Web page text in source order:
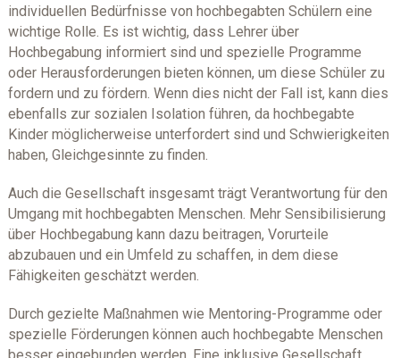
individuellen Bedürfnisse von hochbegabten Schülern eine
wichtige Rolle. Es ist wichtig, dass Lehrer über
Hochbegabung informiert sind und spezielle Programme
oder Herausforderungen bieten können, um diese Schüler zu
fordern und zu fördern. Wenn dies nicht der Fall ist, kann dies
ebenfalls zur sozialen Isolation führen, da hochbegabte
Kinder möglicherweise unterfordert sind und Schwierigkeiten
haben, Gleichgesinnte zu finden.
Auch die Gesellschaft insgesamt trägt Verantwortung für den
Umgang mit hochbegabten Menschen. Mehr Sensibilisierung
über Hochbegabung kann dazu beitragen, Vorurteile
abzubauen und ein Umfeld zu schaffen, in dem diese
Fähigkeiten geschätzt werden.
Durch gezielte Maßnahmen wie Mentoring-Programme oder
spezielle Förderungen können auch hochbegabte Menschen